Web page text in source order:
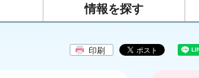
情報を探す
印刷